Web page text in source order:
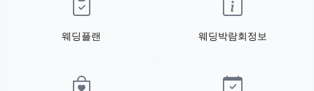
웨딩플랜 웨딩박람회정보